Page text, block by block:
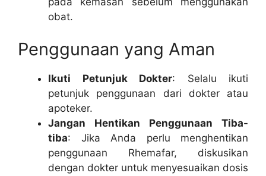
obat.
Penggunaan yang Aman
Ikuti Petunjuk Dokter: Selalu ikuti
petunjuk penggunaan dari dokter atau
apoteker.
Jangan Hentikan Penggunaan Tiba-
tiba: Jika Anda perlu menghentikan
penggunaan Rhemafar, diskusikan
dengan dokter untuk menyesuaikan dosis